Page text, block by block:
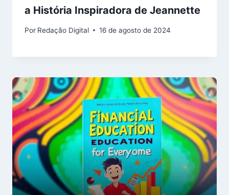
a História Inspiradora de Jeannette
Por Redação Digital 16 de agosto de 2024